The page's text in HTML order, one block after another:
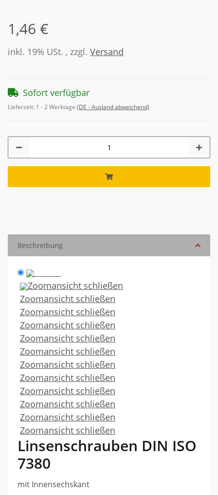
1,46 €
inkl. 19% USt. , zzgl. Versand
Sofort verfügbar
Lieferzeit: 1 - 2 Werktage (DE - Ausland abweichend)
Beschreibung
Zoomansicht schließen
Zoomansicht schließen
Zoomansicht schließen
Zoomansicht schließen
Zoomansicht schließen
Zoomansicht schließen
Zoomansicht schließen
Zoomansicht schließen
Zoomansicht schließen
Zoomansicht schließen
Zoomansicht schließen
Zoomansicht schließen
Linsenschrauben DIN ISO
7380
mit Innensechskant